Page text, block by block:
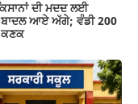
ਦੀ ਮਦਦ ਲਈ
ਬਾਦਲ ਆਏ ਅੱਗੇ; ਵੰਡੀ 200